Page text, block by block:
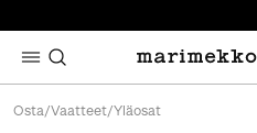
Osta/Vaatteet/Yläosat